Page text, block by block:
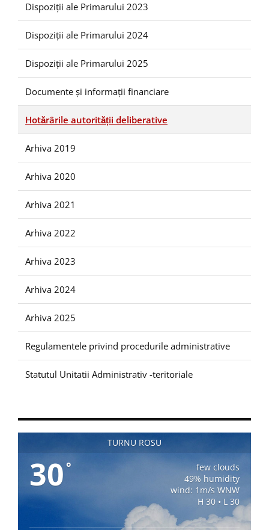
Dispoziții ale Primarului 2023
Dispoziții ale Primarului 2024
Dispoziții ale Primarului 2025
Documente și informații financiare
Hotărârile autorității deliberative
Arhiva 2019
Arhiva 2020
Arhiva 2021
Arhiva 2022
Arhiva 2023
Arhiva 2024
Arhiva 2025
Regulamentele privind procedurile administrative
Statutul Unitatii Administrativ -teritoriale
TURNU ROSU
30°
few clouds
49% humidity
wind: 1m/s WNW
H 30 • L 30